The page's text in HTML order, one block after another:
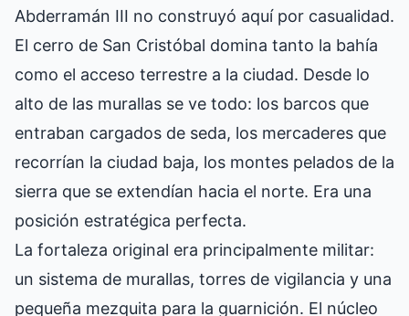
Abderramán III no construyó aquí por casualidad.
El cerro de San Cristóbal domina tanto la bahía
como el acceso terrestre a la ciudad. Desde lo
alto de las murallas se ve todo: los barcos que
entraban cargados de seda, los mercaderes que
recorrían la ciudad baja, los montes pelados de la
sierra que se extendían hacia el norte. Era una
posición estratégica perfecta.
La fortaleza original era principalmente militar:
un sistema de murallas, torres de vigilancia y una
pequeña mezquita para la guarnición. El núcleo